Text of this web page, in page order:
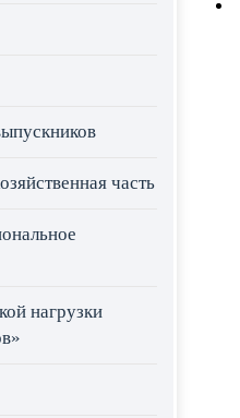
часть
нагрузки